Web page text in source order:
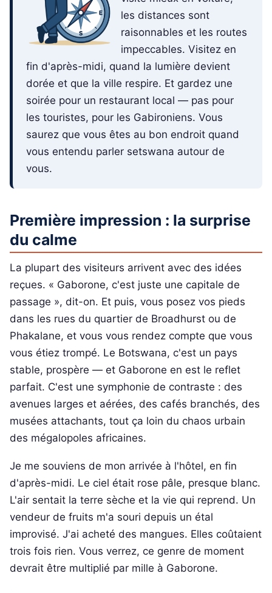
les distances sont
raisonnables et les routes
impeccables. Visitez en
fin d'après-midi, quand la lumière devient
dorée et que la ville respire. Et gardez une
soirée pour un restaurant local — pas pour
les touristes, pour les Gabironiens. Vous
saurez que vous êtes au bon endroit quand
vous entendu parler setswana autour de
vous.
Première impression : la surprise
du calme
La plupart des visiteurs arrivent avec des idées
reçues. « Gaborone, c'est juste une capitale de
passage », dit-on. Et puis, vous posez vos pieds
dans les rues du quartier de Broadhurst ou de
Phakalane, et vous vous rendez compte que vous
vous étiez trompé. Le Botswana, c'est un pays
stable, prospère — et Gaborone en est le reflet
parfait. C'est une symphonie de contraste : des
avenues larges et aérées, des cafés branchés, des
musées attachants, tout ça loin du chaos urbain
des mégalopoles africaines.
Je me souviens de mon arrivée à l'hôtel, en fin
d'après-midi. Le ciel était rose pâle, presque blanc.
L'air sentait la terre sèche et la vie qui reprend. Un
vendeur de fruits m'a souri depuis un étal
improvisé. J'ai acheté des mangues. Elles coûtaient
trois fois rien. Vous verrez, ce genre de moment
devrait être multiplié par mille à Gaborone.